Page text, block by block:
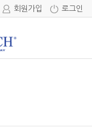
로그인
회원가입